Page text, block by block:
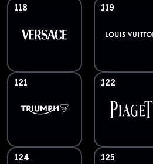
118 119
121 122
124 125